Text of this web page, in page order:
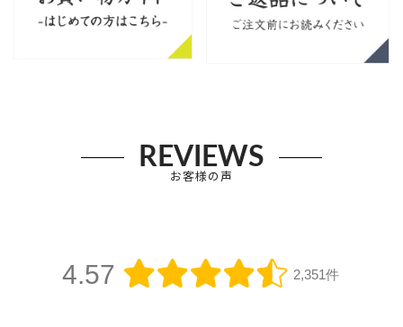
REVIEWS
お客様の声
4.57 2,351件